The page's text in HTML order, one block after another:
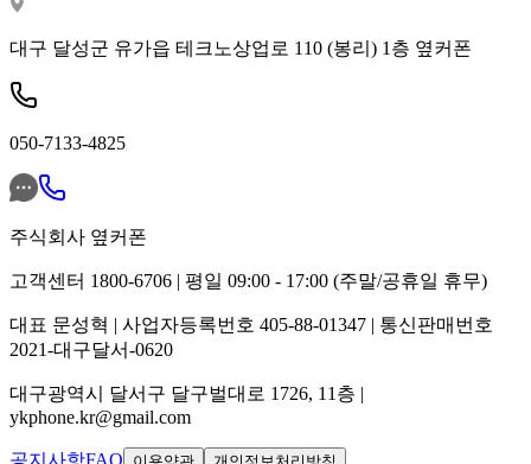
대구 달성군 유가읍 테크노상업로 110 (봉리) 1층 옆커폰
050-7133-4825
주식회사 옆커폰
고객센터 1800-6706 | 평일 09:00 - 17:00 (주말/공휴일 휴무)
대표 문성혁 | 사업자등록번호 405-88-01347 | 통신판매번호
2021-대구달서-0620
대구광역시 달서구 달구벌대로 1726, 11층 |
ykphone.kr@gmail.com
공지사항FAQ